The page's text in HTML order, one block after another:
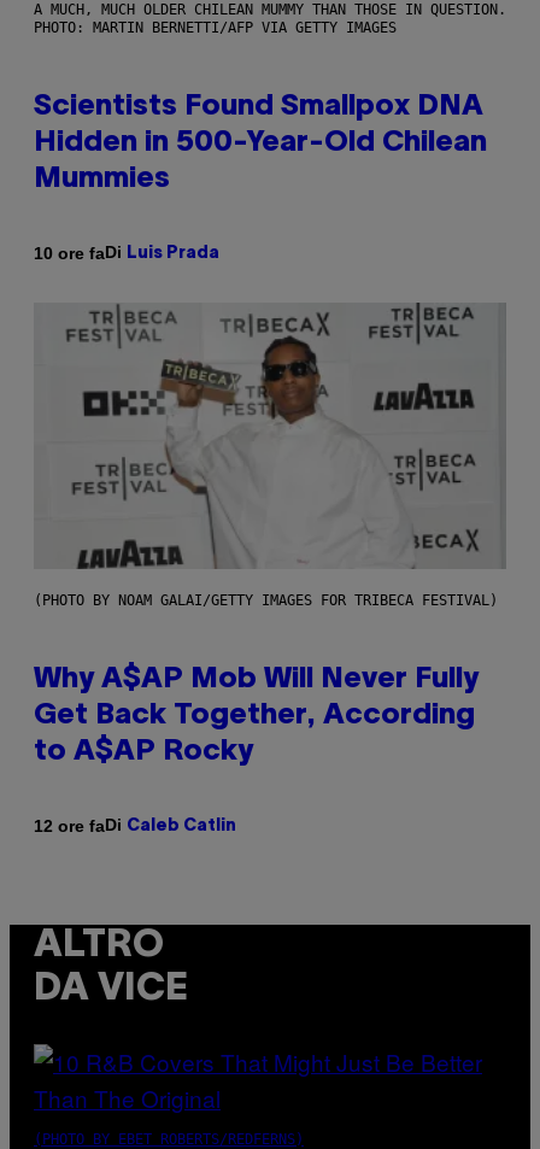
A MUCH, MUCH OLDER CHILEAN MUMMY THAN THOSE IN QUESTION.
PHOTO: MARTIN BERNETTI/AFP VIA GETTY IMAGES
Scientists Found Smallpox DNA
Hidden in 500-Year-Old Chilean
Mummies
10 ore faDi Luis Prada
(PHOTO BY NOAM GALAI/GETTY IMAGES FOR TRIBECA FESTIVAL)
Why A$AP Mob Will Never Fully
Get Back Together, According
to A$AP Rocky
12 ore faDi Caleb Catlin
ALTRO
DA VICE
(PHOTO BY EBET ROBERTS/REDFERNS)